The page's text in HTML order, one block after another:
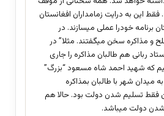
این به درایت زمامداران افغانستان
برنامه خودرا عملی میسازند. در
و مذاکره سخن میگفتند. مثلا” در
ربانی هم طالبان مذاکره را جاری
که شهید احمد شاه مسعود “بزرگ”
میدان شهر با طالبان بمذاکره
فقط تسلیم شدن دولت بود. حالا هم
دولت میباشد.